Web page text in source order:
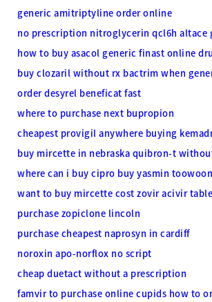
generic amitriptyline order online
no prescription nitroglycerin qcl6h altace
how to buy asacol generic finast online
buy clozaril without rx bactrim when
order desyrel beneficat fast
where to purchase next bupropion
cheapest provigil anywhere buying
buy mircette in nebraska quibron-t
where can i buy cipro buy yasmin
want to buy mircette cost zovir acivir
purchase zopiclone lincoln
purchase cheapest naprosyn in cardiff
noroxin apo-norflox no script
cheap duetact without a prescription
famvir to purchase online cupids how to